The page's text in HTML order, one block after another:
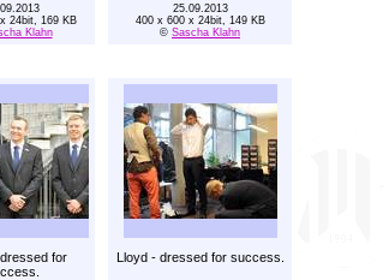
24bit, 169 KB
Klahn
25.09.2013
400 x 600 x 24bit, 149 KB
© Sascha Klahn
for
Lloyd - dressed for success.